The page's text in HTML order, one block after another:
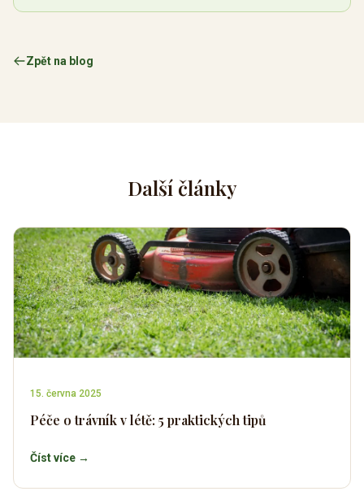
Zpět na blog
Další články
15. června 2025
Péče o trávník v létě: 5 praktických tipů
Číst více →